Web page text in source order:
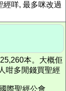
經咩, 最多咪改過
本。大概佢
咁多閒錢買聖經
際聖經公會